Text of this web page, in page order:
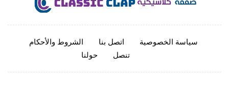
سياسة الخصوصية اتصل بنا
الشروط والأحكام
تنصل
حولنا